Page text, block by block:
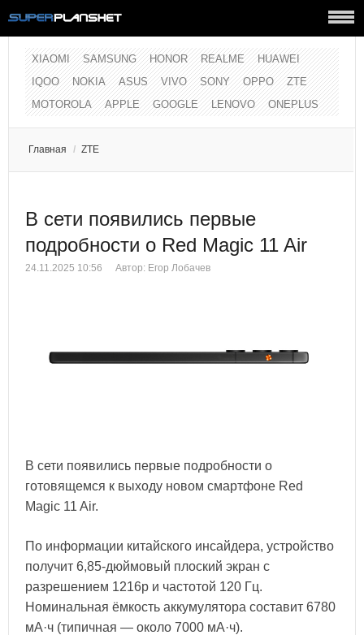
XIAOMI SAMSUNG HONOR REALME
HUAWEI
IQOO
NOKIA ASUS VIVO SONY OPPO
ZTE
MOTOROLA
APPLE GOOGLE LENOVO ONEPLUS
Главная / ZTE
В сети появились первые
подробности о Red Magic 11 Air
24.11.2025 10:56 Автор: Егор Лобачев
В сети появились первые подробности о
готовящемся к выходу новом смартфоне Red
Magic 11 Air.
По информации китайского инсайдера, устройство
получит 6,85-дюймовый плоский экран с
разрешением 1216p и частотой 120 Гц.
Номинальная ёмкость аккумулятора составит 6780
мА·ч (типичная — около 7000 мА·ч).